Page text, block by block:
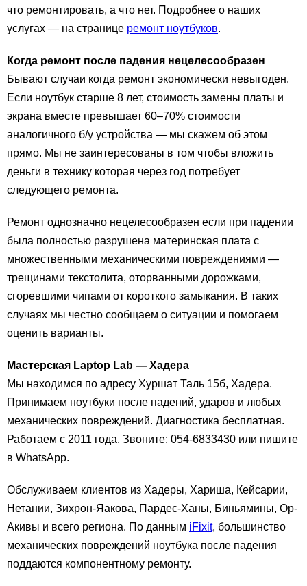
что ремонтировать, а что нет. Подробнее о наших
услугах — на странице ремонт ноутбуков.
Когда ремонт после падения нецелесообразен
Бывают случаи когда ремонт экономически невыгоден.
Если ноутбук старше 8 лет, стоимость замены платы и
экрана вместе превышает 60–70% стоимости
аналогичного б/у устройства — мы скажем об этом
прямо. Мы не заинтересованы в том чтобы вложить
деньги в технику которая через год потребует
следующего ремонта.
Ремонт однозначно нецелесообразен если при падении
была полностью разрушена материнская плата с
множественными механическими повреждениями —
трещинами текстолита, оторванными дорожками,
сгоревшими чипами от короткого замыкания. В таких
случаях мы честно сообщаем о ситуации и помогаем
оценить варианты.
Мастерская Laptop Lab — Хадера
Мы находимся по адресу Хуршат Таль 15б, Хадера.
Принимаем ноутбуки после падений, ударов и любых
механических повреждений. Диагностика бесплатная.
Работаем с 2011 года. Звоните: 054-6833430 или пишите
в WhatsApp.
Обслуживаем клиентов из Хадеры, Хариша, Кейсарии,
Нетании, Зихрон-Яакова, Пардес-Ханы, Биньямины, Ор-
Акивы и всего региона. По данным iFixit, большинство
механических повреждений ноутбука после падения
поддаются компонентному ремонту.